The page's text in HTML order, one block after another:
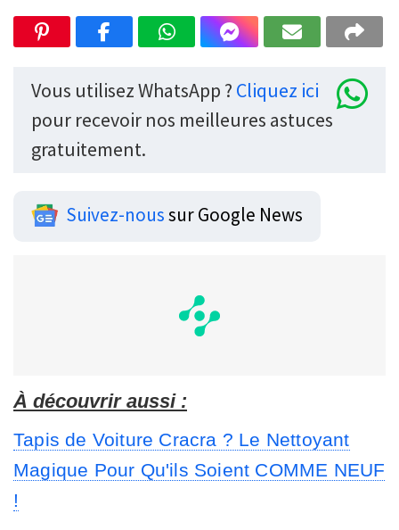
Vous utilisez WhatsApp ? Cliquez ici
pour recevoir nos meilleures astuces
gratuitement.
Suivez-noussur Google News
À découvrir aussi :
Tapis de Voiture Cracra ? Le Nettoyant
Magique Pour Qu'ils Soient COMME NEUF
!